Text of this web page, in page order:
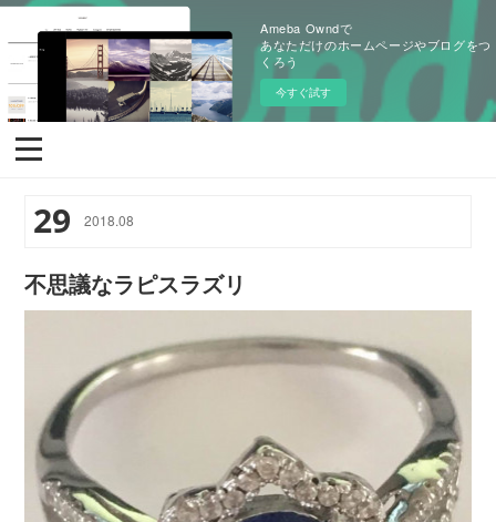
Ameba Owndで
あなただけのホームページやブログをつ
くろう
今すぐ試す
29 2018.08
不思議なラピスラズリ